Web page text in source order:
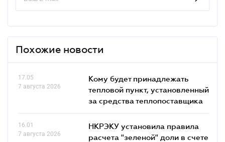
Похожие новости
17.05
7 августа 2026
Кому будет принадлежать
тепловой пункт, установленный
за средства теплопоставщика
16.01
7 августа 2026
НКРЭКУ установила правила
расчета "зеленой" доли в счете